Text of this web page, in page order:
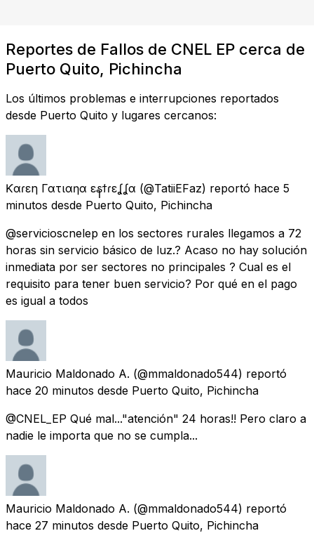
Reportes de Fallos de CNEL EP cerca de
Puerto Quito, Pichincha
Los últimos problemas e interrupciones reportados
desde Puerto Quito y lugares cercanos:
Ƙαɾεη Γατιαƞα εနϯɾεʆʆα (@TatiiEFaz) reportó hace 5
minutos desde Puerto Quito, Pichincha
@servicioscnelep en los sectores rurales llegamos a 72
horas sin servicio básico de luz.? Acaso no hay solución
inmediata por ser sectores no principales ? Cual es el
requisito para tener buen servicio? Por qué en el pago
es igual a todos
Mauricio Maldonado A. (@mmaldonado544) reportó
hace 20 minutos desde Puerto Quito, Pichincha
@CNEL_EP Qué mal..."atención" 24 horas!! Pero claro a
nadie le importa que no se cumpla...
Mauricio Maldonado A. (@mmaldonado544) reportó
hace 27 minutos desde Puerto Quito, Pichincha